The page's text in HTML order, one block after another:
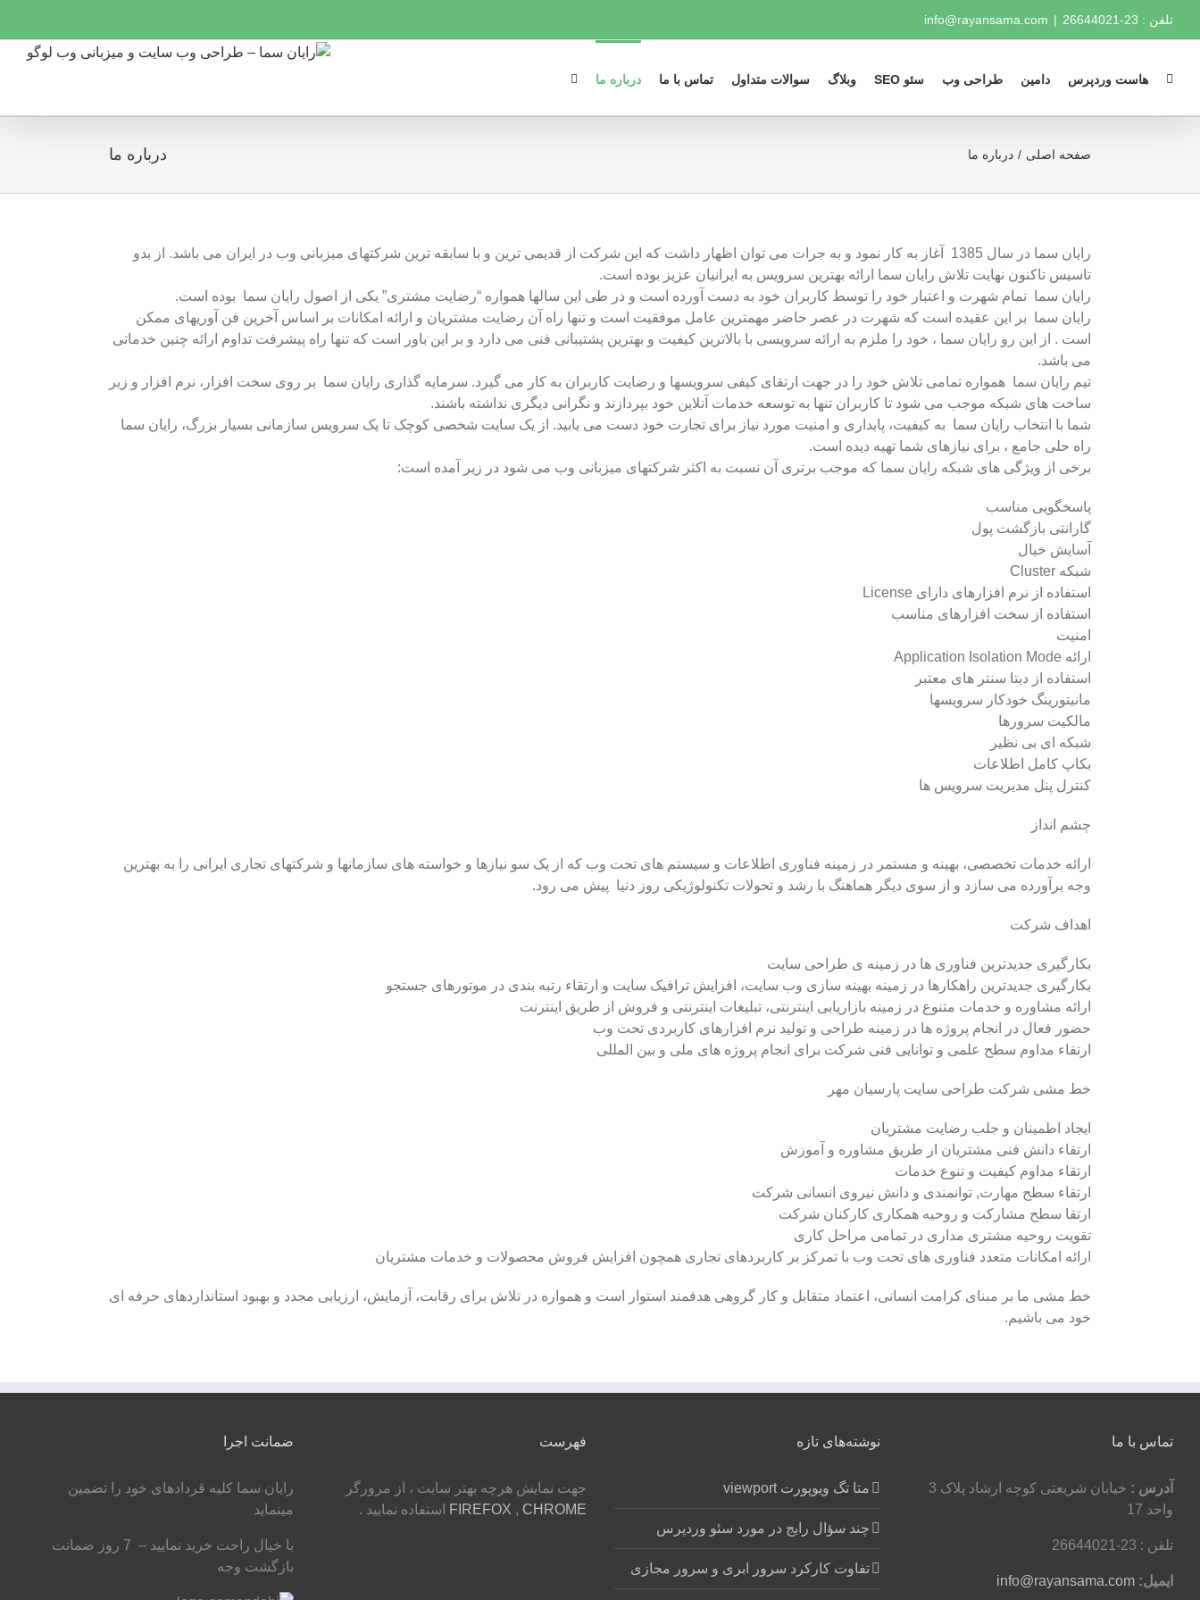
تلفن : 23-26644021 |
info@rayansama.com
هاست وردپرس دامین طراحی وب سئو SEO وبلاگ سوالات متداول تماس با ما درباره ما
درباره ما صفحه اصلی درباره ما
رایان سما در سال 1385 آغاز به کار نمود و به جرات می توان اظهار داشت که این شرکت از قدیمی ترین و با سابقه ترین شرکتهای میزبانی وب در ایران می باشد. از بدو
تاسیس تاکنون نهایت تلاش رایان سما ارائه بهترین سرویس به ایرانیان عزیز بوده است.
رایان سما تمام شهرت و اعتبار خود را توسط کاربران خود به دست آورده است و در طی این سالها همواره “رضایت مشتری” یکی از اصول رایان سما بوده است.
رایان سما بر این عقیده است که شهرت در عصر حاضر مهمترین عامل موفقیت است و تنها راه آن رضایت مشتریان و ارائه امکانات بر اساس آخرین فن آوریهای ممکن
است . از این رو رایان سما ، خود را ملزم به ارائه سرویسی با بالاترین کیفیت و بهترین پشتیبانی فنی می دارد و بر این باور است که تنها راه پیشرفت تداوم ارائه چنین خدماتی
می باشد.
تیم رایان سما همواره تمامی تلاش خود را در جهت ارتقای کیفی سرویسها و رضایت کاربران به کار می گیرد. سرمایه گذاری رایان سما بر روی سخت افزار، نرم افزار و زیر
ساخت های شبکه موجب می شود تا کاربران تنها به توسعه خدمات آنلاین خود بپردازند و نگرانی دیگری نداشته باشند.
شما با انتخاب رایان سما به کیفیت، پابداری و امنیت مورد نیاز برای تجارت خود دست می یابید. از یک سایت شخصی کوچک تا یک سرویس سازمانی بسیار بزرگ، رایان سما
راه حلی جامع ، برای نیازهای شما تهیه دیده است.
برخی از ویژگی های شبکه رایان سما که موجب برتری آن نسبت به اکثر شرکتهای میزبانی وب می شود در زیر آمده است:
پاسخگویی مناسب
گارانتی بازگشت پول
آسایش خیال
شبکه Cluster
استفاده از نرم افزارهای دارای License
استفاده از سخت افزارهای مناسب
امنیت
ارائه Application Isolation Mode
استفاده از دیتا سنتر های معتبر
مانیتورینگ خودکار سرویسها
مالکیت سرورها
شبکه ای بی نظیر
بکاپ کامل اطلاعات
کنترل پنل مدیریت سرویس ها
چشم انداز
ارائه خدمات تخصصی، بهینه و مستمر در زمینه فناوری اطلاعات و سیستم های تحت وب که از یک سو نیازها و خواسته های سازمانها و شرکتهای تجاری ایرانی را به بهترین
وجه برآورده می سازد و از سوی دیگر هماهنگ با رشد و تحولات تکنولوژیکی روز دنیا پیش می رود.
اهداف شرکت
بکارگیری جدیدترین فناوری ها در زمینه ی طراحی سایت
بکارگیری جدیدترین راهکارها در زمینه بهینه سازی وب سایت، افزایش ترافیک سایت و ارتقاء رتبه بندی در موتورهای جستجو
ارائه مشاوره و خدمات متنوع در زمینه بازاریابی اینترنتی، تبلیغات اینترنتی و فروش از طریق اینترنت
حضور فعال در انجام پروژه ها در زمینه طراحی و تولید نرم افزارهای کاربردی تحت وب
ارتقاء مداوم سطح علمی و توانایی فنی شرکت برای انجام پروژه های ملی و بین المللی
خط مشی شرکت طراحی سایت پارسیان مهر
ایجاد اطمینان و جلب رضایت مشتریان
ارتقاء دانش فنی مشتریان از طریق مشاوره و آموزش
ارتقاء مداوم کیفیت و تنوع خدمات
ارتقاء سطح مهارت, توانمندی و دانش نیروی انسانی شرکت
ارتقا سطح مشارکت و روحیه همکاری کارکنان شرکت
تقویت روحیه مشتری مداری در تمامی مراحل کاری
ارائه امکانات متعدد فناوری های تحت وب با تمرکز بر کاربردهای تجاری همچون افزایش فروش محصولات و خدمات مشتریان
خط مشی ما بر مبنای کرامت انسانی، اعتماد متقابل و كار گروهی هدفمند استوار است و همواره در تلاش برای رقابت، آزمایش، ارزیابی مجدد و بهبود استانداردهای حرفه ای
خود می باشیم.
تماس با ما
آدرس :
خیابان شریعتی کوچه ارشاد پلاک 3
واحد 17
تلفن : 23-26644021
ایمیل: info@rayansama.com
نوشته‌های تازه
متا تگ ویوپورت viewport
چند سؤال رایج در مورد سئو وردپرس
تفاوت کارکرد سرور ابری و سرور مجازی
فهرست
جهت نمایش هرچه بهتر سایت ، از مرورگر
FIREFOX , CHROME استفاده نمایید .
ضمانت اجرا
رایان سما کلیه قردادهای خود را تضمین
مینماید
با خیال راحت خرید نمایید – 7 روز ضمانت
بازگشت وجه